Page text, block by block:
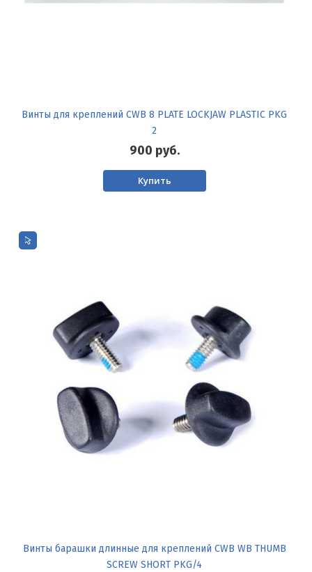
Винты для креплений CWB 8 PLATE LOCKJAW PLASTIC PKG
2
900 руб.
Купить
Винты барашки длинные для креплений CWB WB THUMB
SCREW SHORT PKG/4